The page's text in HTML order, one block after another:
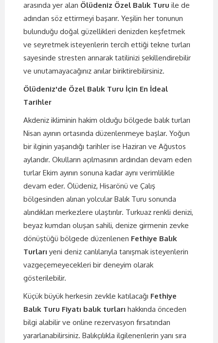
arasında yer alan Ölüdeniz Özel Balık Turu ile de
adından söz ettirmeyi başarır. Yeşilin her tonunun
bulunduğu doğal güzellikleri denizden keşfetmek
ve seyretmek isteyenlerin tercih ettiği tekne turları
sayesinde stresten arınarak tatilinizi şekillendirebilir
ve unutamayacağınız anılar biriktirebilirsiniz.
Ölüdeniz'de Özel Balık Turu İçin En İdeal
Tarihler
Akdeniz ikliminin hakim olduğu bölgede balık turları
Nisan ayının ortasında düzenlenmeye başlar. Yoğun
bir ilginin yaşandığı tarihler ise Haziran ve Ağustos
aylarıdır. Okulların açılmasının ardından devam eden
turlar Ekim ayının sonuna kadar aynı verimlilikle
devam eder. Ölüdeniz, Hisarönü ve Çalış
bölgesinden alınan yolcular Balık Turu sonunda
alındıkları merkezlere ulaştırılır. Turkuaz renkli denizi,
beyaz kumdan oluşan sahili, denize girmenin zevke
dönüştüğü bölgede düzenlenen Fethiye Balık
Turları yeni deniz canlılarıyla tanışmak isteyenlerin
vazgeçemeyecekleri bir deneyim olarak
gösterilebilir.
Küçük büyük herkesin zevkle katılacağı Fethiye
Balık Turu Fiyatı balık turları hakkında önceden
bilgi alabilir ve online rezervasyon fırsatından
yararlanabilirsiniz. Balıkçılıkla ilgilenenlerin yanı sıra